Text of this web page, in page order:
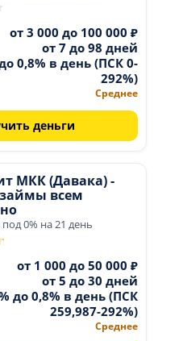
от 3 000 до 100 000 ₽
от 7 до 98 дней
0,8% в день (ПСК 0-
292%)
Среднее
деньги
МКК (Давака) -
всем
0% на 21 день
от 1 000 до 50 000 ₽
от 5 до 30 дней
до 0,8% в день (ПСК
259,987-292%)
Среднее